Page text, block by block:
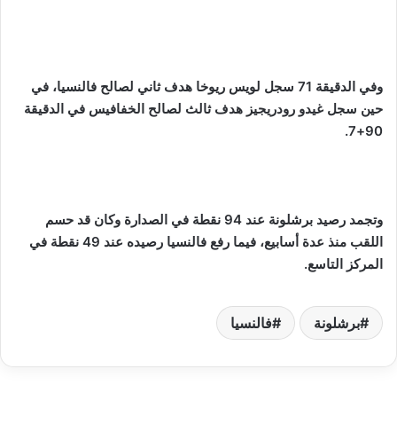
وفي الدقيقة 71 سجل لويس ريوخا هدف ثاني لصالح فالنسيا، في
حين سجل غيدو رودريجيز هدف ثالث لصالح الخفافيس في الدقيقة
90+7.
وتجمد رصيد برشلونة عند 94 نقطة في الصدارة وكان قد حسم
اللقب منذ عدة أسابيع، فيما رفع فالنسيا رصيده عند 49 نقطة في
المركز التاسع.
برشلونة فالنسيا